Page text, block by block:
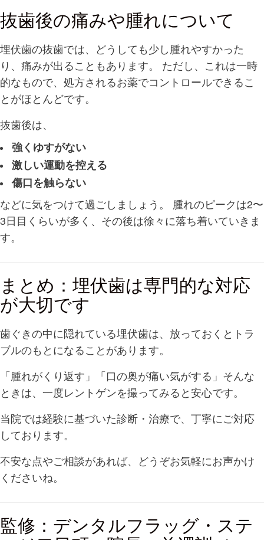
抜歯後の痛みや腫れについて
埋伏歯の抜歯では、どうしても少し腫れやすかった
り、痛みが出ることもあります。 ただし、これは一時
的なもので、処方されるお薬でコントロールできるこ
とがほとんどです。
抜歯後は、
強くゆすがない
激しい運動を控える
傷口を触らない
などに気をつけて過ごしましょう。 腫れのピークは2〜
3日目くらいが多く、その後は徐々に落ち着いていきま
す。
まとめ：埋伏歯は専門的な対応
が大切です
歯ぐきの中に隠れている埋伏歯は、放っておくとトラ
ブルのもとになることがあります。
「腫れがくり返す」「口の奥が痛い気がする」そんな
ときは、一度レントゲンを撮ってみると安心です。
当院では経験に基づいた診断・治療で、丁寧にご対応
しております。
不安な点やご相談があれば、どうぞお気軽にお声かけ
くださいね。
監修：デンタルフラッグ・ステ